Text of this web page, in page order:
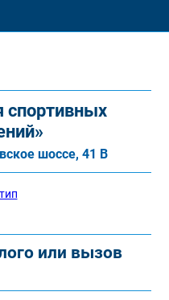
шоссе, 41 В
или вызов